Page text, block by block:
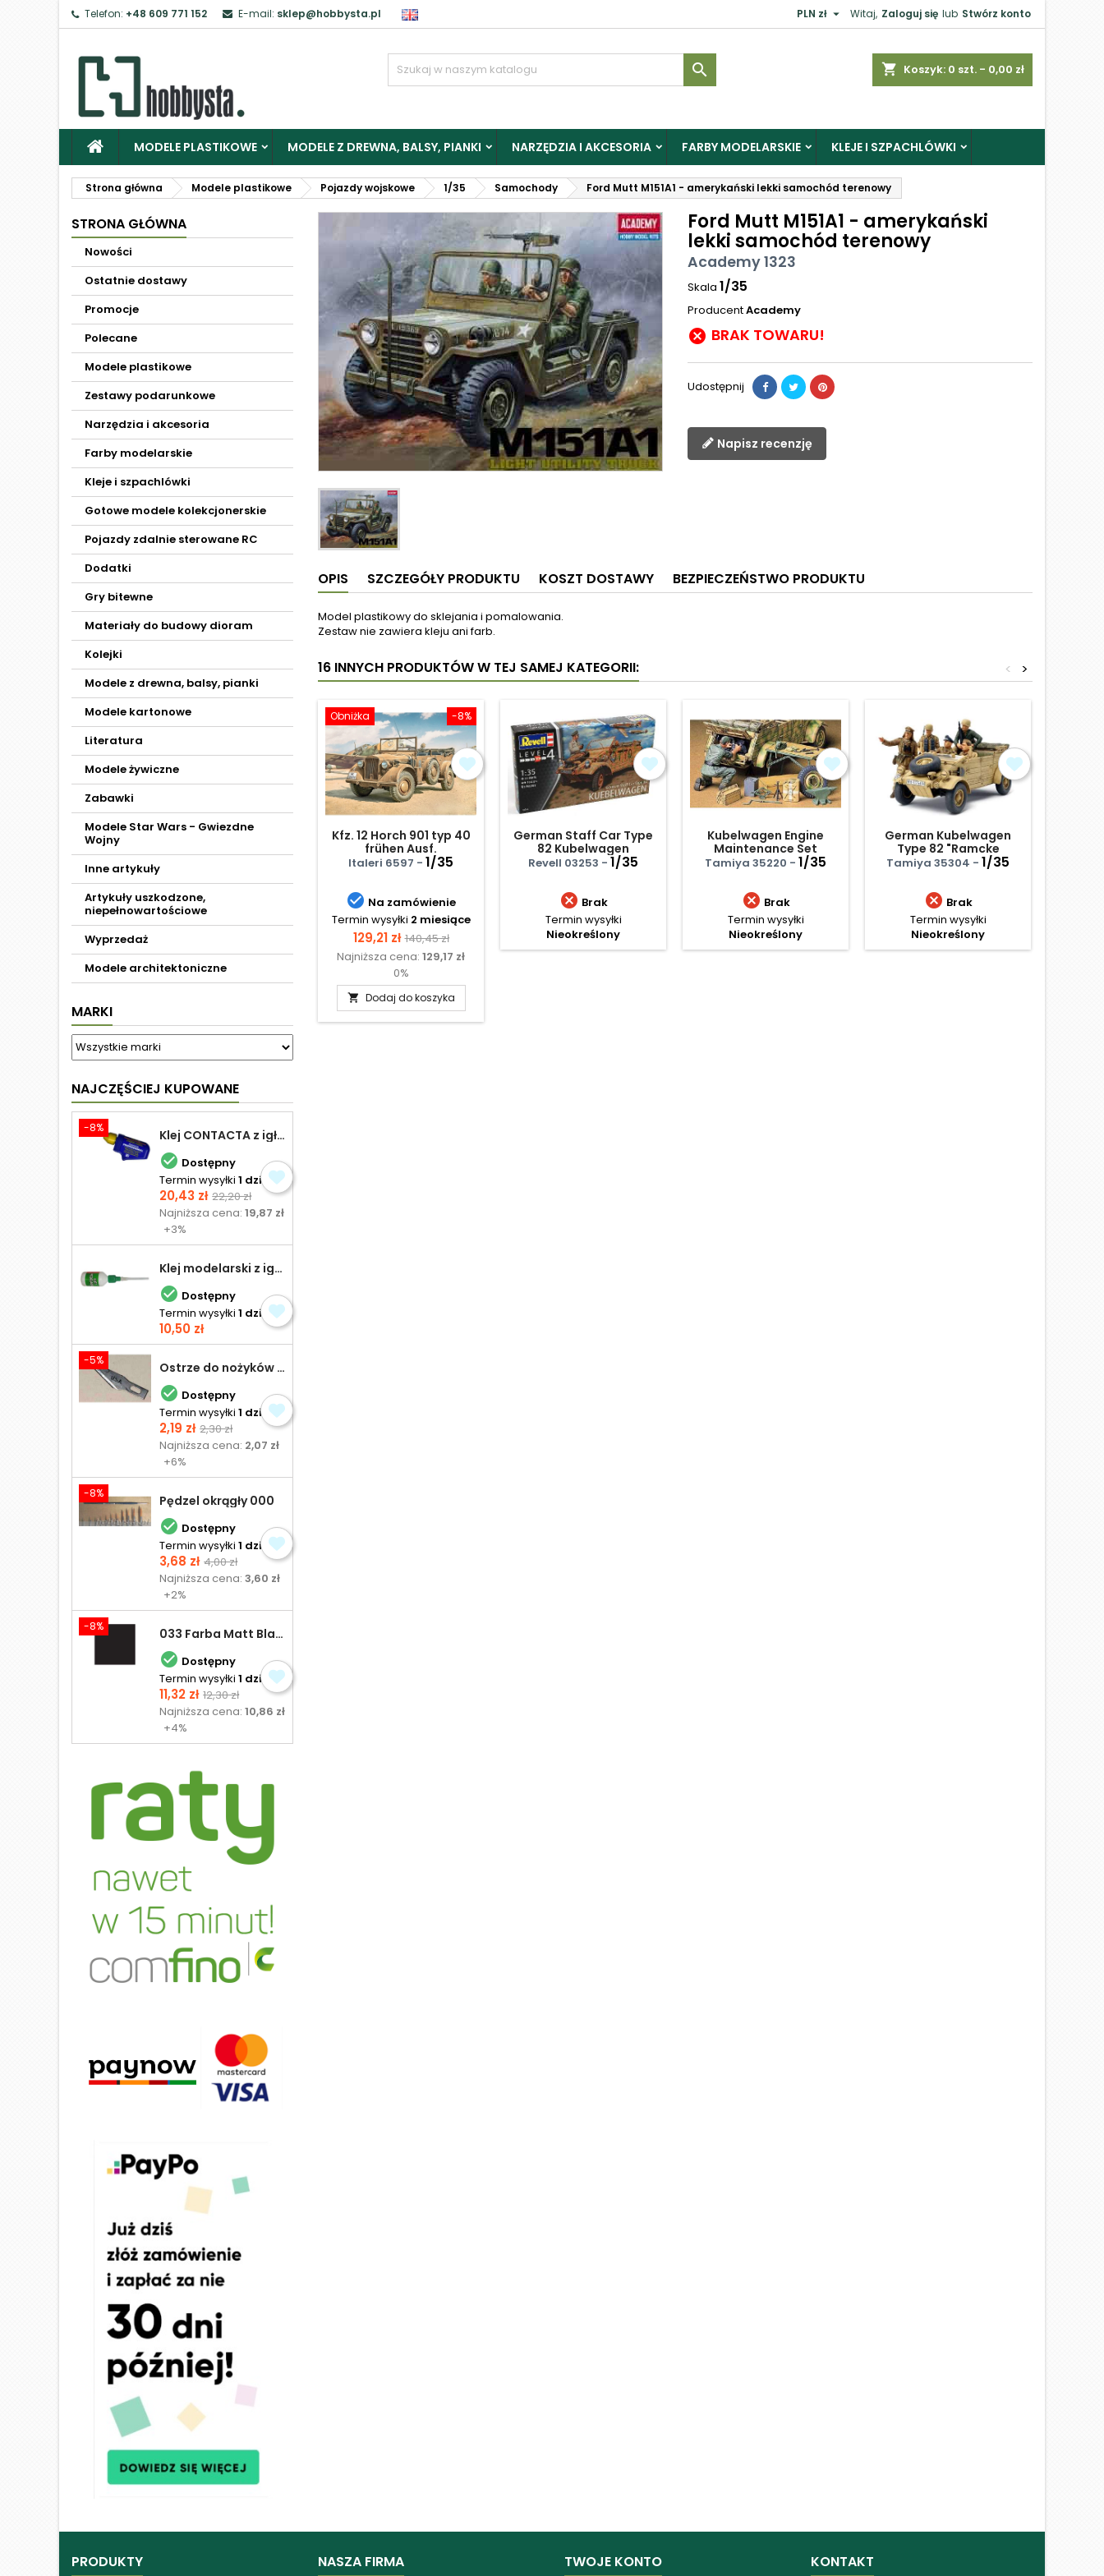
Telefon: +48 609 771 152 E-mail: sklep@hobbysta.pl Witaj, Zaloguj się lub Stwórz konto
PLN zł 
shopping_cart Koszyk: 0 szt. - 0,00 zł

MODELE PLASTIKOWE MODELE Z DREWNA, BALSY, PIANKI NARZĘDZIA I AKCESORIA FARBY MODELARSKIE KLEJE I SZPACHLÓWKI
Strona główna Modele plastikowe Pojazdy wojskowe 1/35 Samochody Ford Mutt M151A1 - amerykański lekki samochód terenowy
STRONA GŁÓWNA
Nowości
Ostatnie dostawy
Promocje
Polecane
Modele plastikowe
Zestawy podarunkowe
Narzędzia i akcesoria
Farby modelarskie
Kleje i szpachlówki
Gotowe modele kolekcjonerskie
Pojazdy zdalnie sterowane RC
Dodatki
Gry bitewne
Materiały do budowy dioram
Kolejki
Modele z drewna, balsy, pianki
Modele kartonowe
Literatura
Modele żywiczne
Zabawki
Modele Star Wars - Gwiezdne
Wojny
Inne artykuły
Artykuły uszkodzone,
niepełnowartościowe
Wyprzedaż
Modele architektoniczne
MARKI
NAJCZĘŚCIEJ KUPOWANE
-8% Klej CONTACTA z igłą do plastiku 25,0 g
 Dostępny
Termin wysyłki 1 dzień
Cena
20,43 zł Cena
podstawowa
22,20 zł
Najniższa cena:19,87 zł
+3%
Klej modelarski z igłą 30 ml
 Dostępny
Termin wysyłki 1 dzień
Cena
10,50 zł
-5% Ostrze do nożyków Excel
 Dostępny
Termin wysyłki 1 dzień
Cena
2,19 zł Cena
podstawowa
2,30 zł
Najniższa cena: 2,07 zł
+6%
-8% Pędzel okrągły 000
 Dostępny
Termin wysyłki 1 dzień
Cena
3,68 zł Cena
podstawowa
4,00 zł
Najniższa cena:3,60 zł
+2%
-8% 033 Farba Matt Black - olejna
 Dostępny
Termin wysyłki 1 dzień
Cena
11,32 zł Cena
podstawowa
12,30 zł
Najniższa cena:10,86 zł
+4%
Ford Mutt M151A1 - amerykański
lekki samochód terenowy
Academy 1323
Skala 1/35
ProducentAcademy
 BRAK TOWARU!
Udostępnij
Napisz recenzję
OPIS SZCZEGÓŁY PRODUKTU KOSZT DOSTAWY BEZPIECZEŃSTWO PRODUKTU
Model plastikowy do sklejania i pomalowania.
Zestaw nie zawiera kleju ani farb.
16 INNYCH PRODUKTÓW W TEJ SAMEJ KATEGORII: >
<
-8%
Obniżka
Kfz. 12 Horch 901 typ 40
frühen Ausf.
Italeri 6597 - 1/35
 Na zamówienie
Termin wysyłki 2 miesiące
Cena
129,21 zł Cena
podstawowa
140,45 zł
Najniższa cena: 129,17 zł
0%
 Dodaj do koszyka
German Staff Car Type
82 Kubelwagen
Revell 03253 - 1/35
 Brak
Termin wysyłki
Nieokreślony
Kubelwagen Engine
Maintenance Set
Tamiya 35220 - 1/35
 Brak
Termin wysyłki
Nieokreślony
German Kubelwagen
Type 82 "Ramcke
Parachute Brigade"
Tamiya 35304 - 1/35
 Brak
Termin wysyłki
Nieokreślony
PRODUKTY NASZA FIRMA TWOJE KONTO KONTAKT